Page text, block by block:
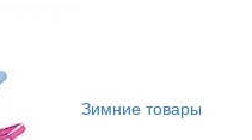
Зимние товары